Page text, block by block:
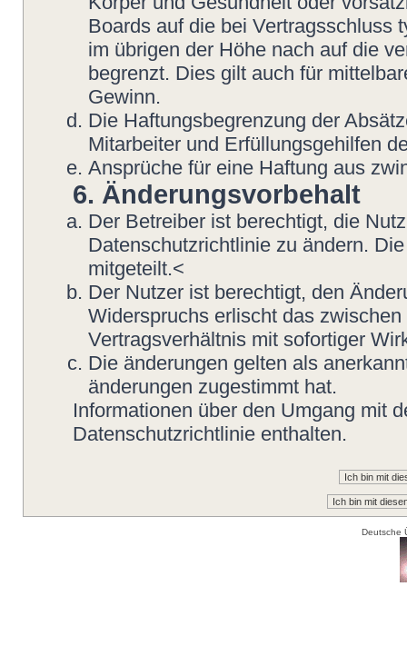
Boards auf die bei Vertragsschluss
im übrigen der Höhe nach auf die
begrenzt. Dies gilt auch für
Gewinn.
Die Haftungsbegrenzung der
Mitarbeiter und Erfüllungsgehilfen
Ansprüche für eine Haftung aus
6. Änderungsvorbehalt
Der Betreiber ist berechtigt, die
Datenschutzrichtlinie zu ändern.
mitgeteilt.<
Der Nutzer ist berechtigt, den
Widerspruchs erlischt das
Vertragsverhältnis mit sofortiger
Die änderungen gelten als
änderungen zugestimmt hat.
Informationen über den Umgang mit
Datenschutzrichtlinie enthalten.
Deutsche